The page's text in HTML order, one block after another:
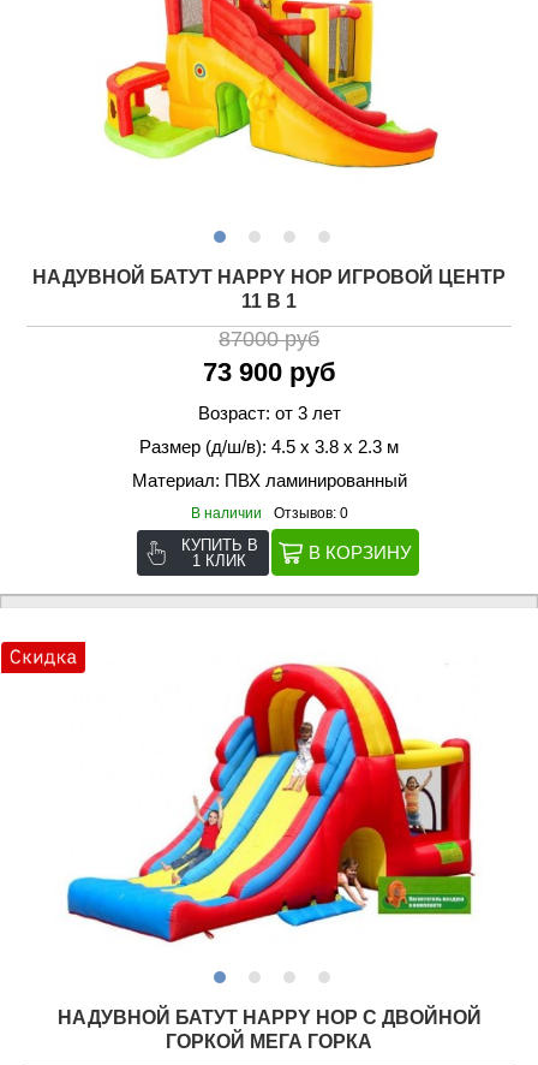
НАДУВНОЙ БАТУТ HAPPY HOP ИГРОВОЙ ЦЕНТР
11 В 1
87000 руб
73 900 руб
Возраст: от 3 лет
Размер (д/ш/в): 4.5 х 3.8 х 2.3 м
Материал: ПВХ ламинированный
В наличии Отзывов: 0
КУПИТЬ В
1 КЛИК
НАДУВНОЙ БАТУТ HAPPY HOP С ДВОЙНОЙ
ГОРКОЙ МЕГА ГОРКА